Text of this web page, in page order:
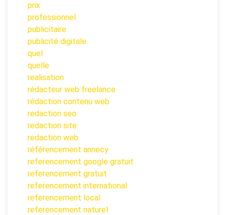
prix
professionnel
publicitaire
publicité digitale
quel
quelle
realisation
rédacteur web freelance
rédaction contenu web
redaction seo
redaction site
redaction web
référencement annecy
referencement google gratuit
referencement gratuit
referencement international
referencement local
referencement naturel